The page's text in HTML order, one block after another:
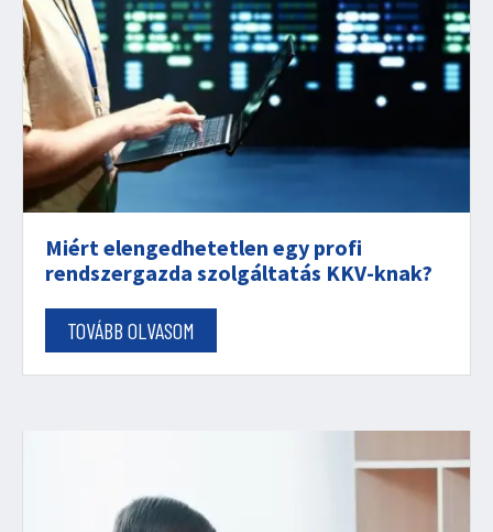
Miért elengedhetetlen egy profi
rendszergazda szolgáltatás KKV-knak?
TOVÁBB OLVASOM